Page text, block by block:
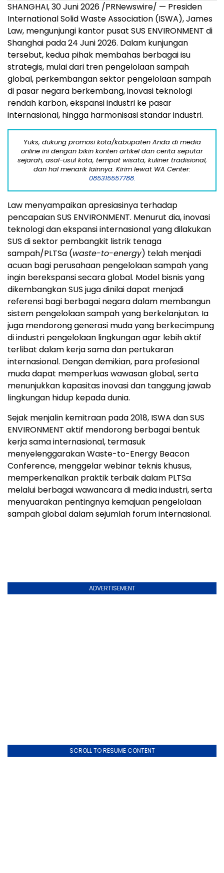
SHANGHAI, 30 Juni 2026 /PRNewswire/ — Presiden
International Solid Waste Association (ISWA), James
Law, mengunjungi kantor pusat SUS ENVIRONMENT di
Shanghai pada 24 Juni 2026. Dalam kunjungan
tersebut, kedua pihak membahas berbagai isu
strategis, mulai dari tren pengelolaan sampah
global, perkembangan sektor pengelolaan sampah
di pasar negara berkembang, inovasi teknologi
rendah karbon, ekspansi industri ke pasar
internasional, hingga harmonisasi standar industri.
Yuks, dukung promosi kota/kabupaten Anda di media
online ini dengan bikin konten artikel dan cerita seputar
sejarah, asal-usul kota, tempat wisata, kuliner tradisional,
dan hal menarik lainnya. Kirim lewat WA Center:
085315557788.
Law menyampaikan apresiasinya terhadap
pencapaian SUS ENVIRONMENT. Menurut dia, inovasi
teknologi dan ekspansi internasional yang dilakukan
SUS di sektor pembangkit listrik tenaga
sampah/PLTSa (waste-to-energy) telah menjadi
acuan bagi perusahaan pengelolaan sampah yang
ingin berekspansi secara global. Model bisnis yang
dikembangkan SUS juga dinilai dapat menjadi
referensi bagi berbagai negara dalam membangun
sistem pengelolaan sampah yang berkelanjutan. Ia
juga mendorong generasi muda yang berkecimpung
di industri pengelolaan lingkungan agar lebih aktif
terlibat dalam kerja sama dan pertukaran
internasional. Dengan demikian, para profesional
muda dapat memperluas wawasan global, serta
menunjukkan kapasitas inovasi dan tanggung jawab
lingkungan hidup kepada dunia.
Sejak menjalin kemitraan pada 2018, ISWA dan SUS
ENVIRONMENT aktif mendorong berbagai bentuk
kerja sama internasional, termasuk
menyelenggarakan Waste-to-Energy Beacon
Conference, menggelar webinar teknis khusus,
memperkenalkan praktik terbaik dalam PLTSa
melalui berbagai wawancara di media industri, serta
menyuarakan pentingnya kemajuan pengelolaan
sampah global dalam sejumlah forum internasional.